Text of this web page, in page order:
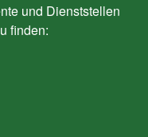
und Dienststellen
finden: